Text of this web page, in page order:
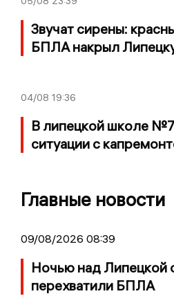
Звучат сирены:
БПЛА накрыл
04/08 19:36
В липецкой школе
ситуации с
Главные новости
09/08/2026 08:39
Ночью над Липецкой
перехватили БПЛА